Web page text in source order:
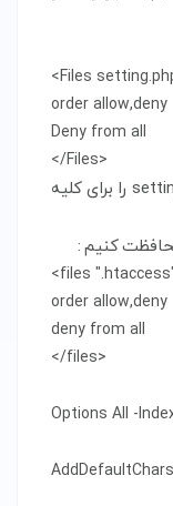
<Files
order allow,deny
Deny from all
</Files>
در دستور بالا ما دسترسی به فایل setting.php را برای کلیه
<files
order allow,deny
deny from all
</files>
Options All -